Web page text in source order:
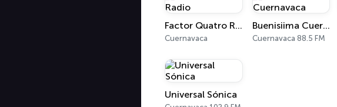
Factor Quatro Radio
Cuernavaca
Buenisiima Cuernavaca
Cuernavaca 88.5 FM
Universal Sónica